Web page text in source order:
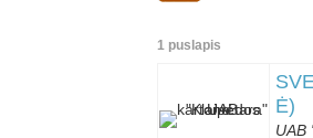
1 puslapis
Ė)
UAB